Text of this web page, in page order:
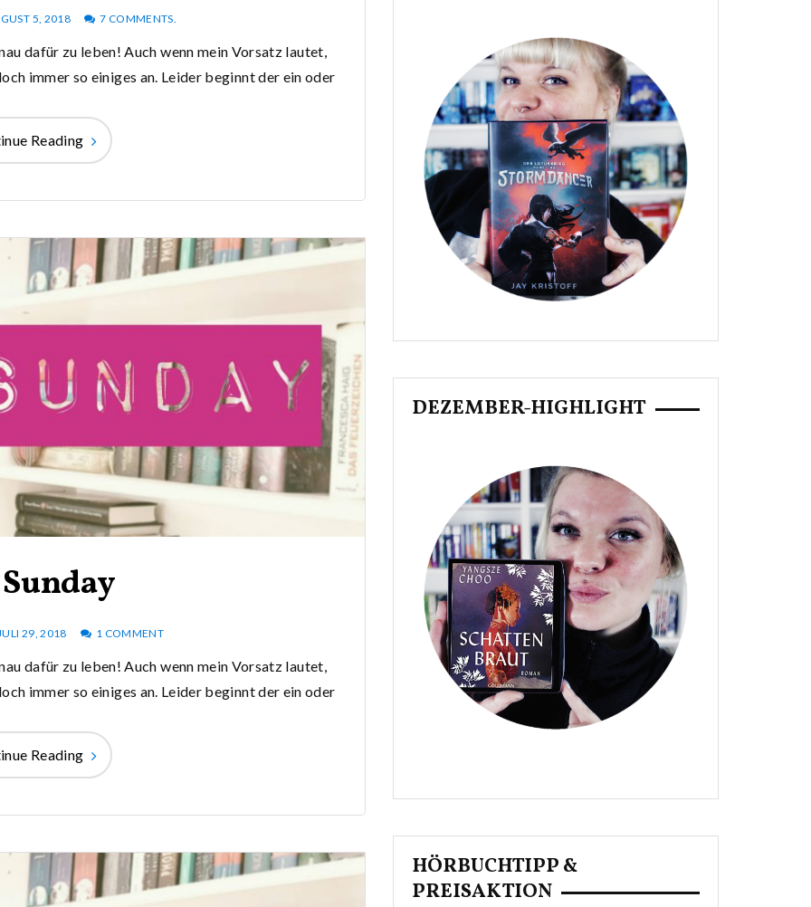
5, 2018 7 COMMENTS.
dafür zu leben! Auch wenn mein Vorsatz lautet,
immer so einiges an. Leider beginnt der ein oder
Reading
29, 2018 1 COMMENT
dafür zu leben! Auch wenn mein Vorsatz lautet,
immer so einiges an. Leider beginnt der ein oder
Reading
DEZEMBER-HIGHLIGHT
HÖRBUCHTIPP &
PREISAKTION